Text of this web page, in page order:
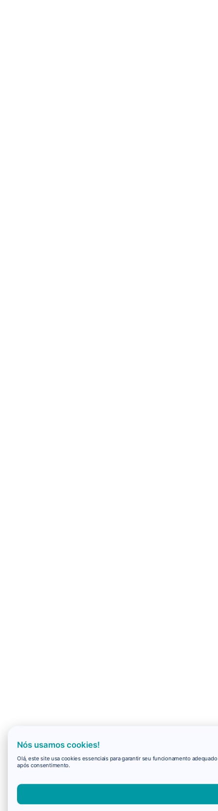
Nós usamos cookies!
Olá, este site usa cookies essenciais para garantir seu funcionamento
após consentimento.